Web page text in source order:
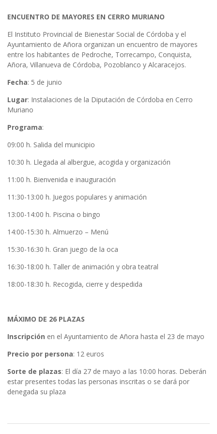
ENCUENTRO DE MAYORES EN CERRO MURIANO
El Instituto Provincial de Bienestar Social de Córdoba y el
Ayuntamiento de Añora organizan un encuentro de mayores
entre los habitantes de Pedroche, Torrecampo, Conquista,
Añora, Villanueva de Córdoba, Pozoblanco y Alcaracejos.
Fecha: 5 de junio
Lugar: Instalaciones de la Diputación de Córdoba en Cerro
Muriano
Programa:
09:00 h. Salida del municipio
10:30 h. Llegada al albergue, acogida y organización
11:00 h. Bienvenida e inauguración
11:30-13:00 h. Juegos populares y animación
13:00-14:00 h. Piscina o bingo
14:00-15:30 h. Almuerzo – Menú
15:30-16:30 h. Gran juego de la oca
16:30-18:00 h. Taller de animación y obra teatral
18:00-18:30 h. Recogida, cierre y despedida
MÁXIMO DE 26 PLAZAS
Inscripción en el Ayuntamiento de Añora hasta el 23 de mayo
Precio por persona: 12 euros
Sorte de plazas: El día 27 de mayo a las 10:00 horas. Deberán
estar presentes todas las personas inscritas o se dará por
denegada su plaza